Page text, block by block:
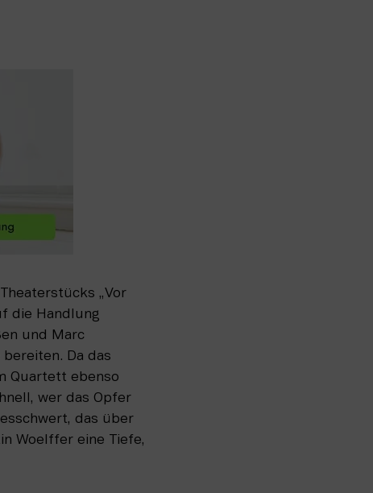
„Vor
die Handlung
und Marc
Da das
Quartett ebenso
wer das Opfer
das über
Woelffer eine Tiefe,